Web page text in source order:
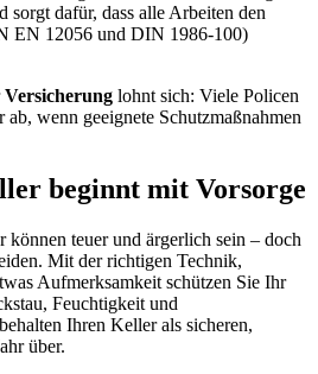
sorgt dafür, dass alle Arbeiten den
EN 12056 und DIN 1986-100)
Versicherung lohnt sich: Viele Policen
ab, wenn geeignete Schutzmaßnahmen
beginnt mit Vorsorge
teuer und ärgerlich sein – doch
Mit der richtigen Technik,
Aufmerksamkeit schützen Sie Ihr
Feuchtigkeit und
Ihren Keller als sicheren,
über.